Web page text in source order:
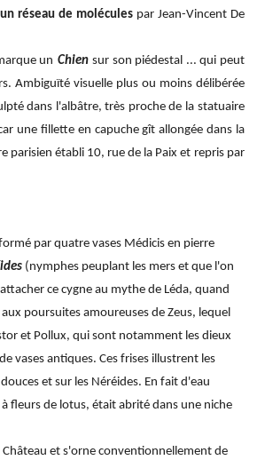
réseau de moléculespar Jean-Vincent De
un Chien sur son piédestal ... qui peut
Ambiguïté visuelle plus ou moins délibérée
dans l'albâtre, très proche de la statuaire
une fillette en capuche gît allongée dans la
parisien établi 10, rue de la Paix et repris par
par quatre vases Médicis en pierre
(nymphes peuplant les mers et que l'on
ce cygne au mythe de Léda, quand
poursuites amoureuses de Zeus, lequel
et Pollux, qui sont notamment les dieux
vases antiques. Ces frises illustrent les
et sur les Néréides. En fait d'eau
fleurs de lotus, était abrité dans une niche
et s'orne conventionnellement de